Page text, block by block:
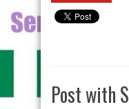
Post with